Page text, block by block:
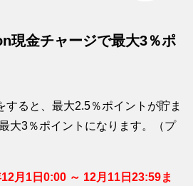
現金チャージで最大3％ポ
すると、最大2.5％ポイントが貯ま
大3％ポイントになります。（プ
月1日0:00 ～ 12月11日23:59ま